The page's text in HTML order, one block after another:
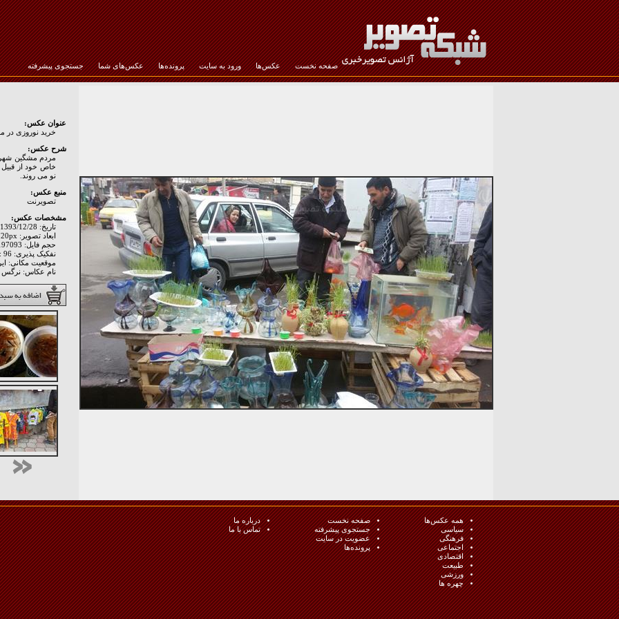
صفحه نخست عکس‌ها ورود به سایت پرونده‌ها عکس‌های شما جستجوی پیشرفته
عنوان عکس:
خرید نوروزی در
شرح عکس:
مردم مشگین شهر
خاص خود از قبیل
نو می روند.
منبع عکس:
تصويرنت
مشخصات عکس:
تاریخ: 1393/12/28
ابعاد تصویر: 1280px * 720px
حجم فایل: 197093 Byte
نفکیک پذیری: Hor: 96 - Ver: 96
موقعیت مکانی:
نام عکاس: نرگس
همه عکس‌ها
سیاسی
فرهنگی
اجتماعی
اقتصادی
طبيعت
ورزشی
چهره ها
صفحه نخست
جستجوی پیشرفته
عضویت در سایت
پرونده‌ها
درباره ما
تماس با ما